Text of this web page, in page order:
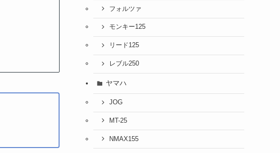
フォルツァ
モンキー125
リード125
レブル250
ヤマハ
JOG
MT-25
NMAX155